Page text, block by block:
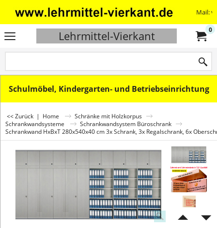
Mail:
Lehrmittel-Vierkant 0
Schulmöbel, Kindergarten- und Betriebseinrichtung
<< Zurück | Home
Schränke mit Holzkorpus
Schrankwandsysteme
Schrankwandsystem Büroschrank
Schrankwand HxBxT 280x540x40 cm 3x Schrank, 3x Regalschrank, 6x